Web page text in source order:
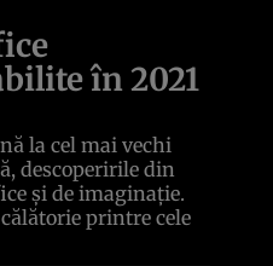
în 2021
la cel mai vechi
descoperirile din
și de imaginație.
printre cele